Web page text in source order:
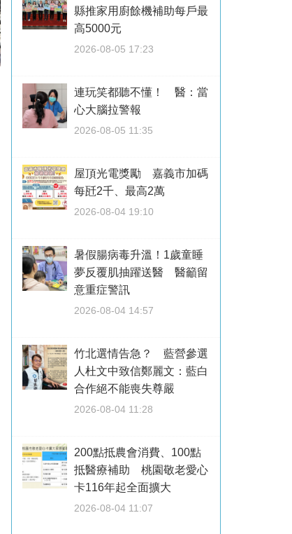
縣推家用廚餘機補助每戶最
高5000元
2026-08-05 17:23
連玩笑都聽不懂！ 醫：當
心大腦拉警報
2026-08-05 11:35
屋頂光電獎勵 嘉義市加碼
每瓩2千、最高2萬
2026-08-04 19:10
暑假腸病毒升溫！1歲童睡
夢反覆肌抽躍送醫 醫籲留
意重症警訊
2026-08-04 14:57
竹北選情告急？ 藍營參選
人杜文中致信鄭麗文：藍白
合作絕不能喪失尊嚴
2026-08-04 11:28
200點抵農會消費、100點
抵醫療補助 桃園敬老愛心
卡116年起全面擴大
2026-08-04 11:07